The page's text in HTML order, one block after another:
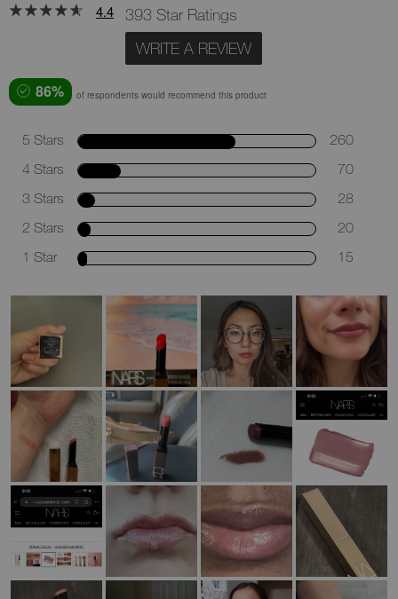
4.4
393 Star Ratings
WRITE A REVIEW
86% of respondents would recommend this product
5 Stars
260
4 Stars
70
3 Stars
28
2 Stars
20
1 Star
15